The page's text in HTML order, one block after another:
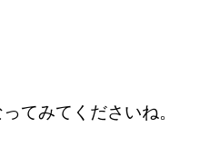
てみてくださいね。